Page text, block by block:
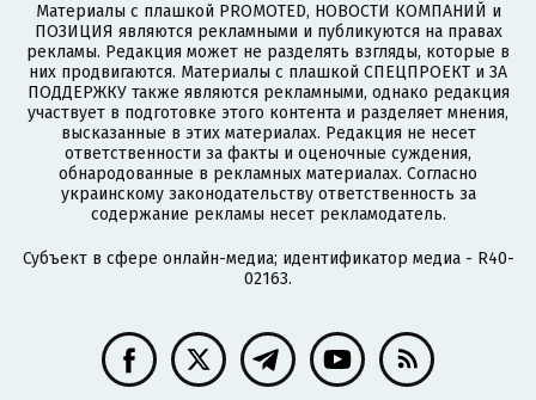
Материалы с плашкой PROMOTED, НОВОСТИ КОМПАНИЙ и
ПОЗИЦИЯ являются рекламными и публикуются на правах
рекламы. Редакция может не разделять взгляды, которые в
них продвигаются. Материалы с плашкой СПЕЦПРОЕКТ и ЗА
ПОДДЕРЖКУ также являются рекламными, однако редакция
участвует в подготовке этого контента и разделяет мнения,
высказанные в этих материалах. Редакция не несет
ответственности за факты и оценочные суждения,
обнародованные в рекламных материалах. Согласно
украинскому законодательству ответственность за
содержание рекламы несет рекламодатель.
Субъект в сфере онлайн-медиа; идентификатор медиа - R40-
02163.